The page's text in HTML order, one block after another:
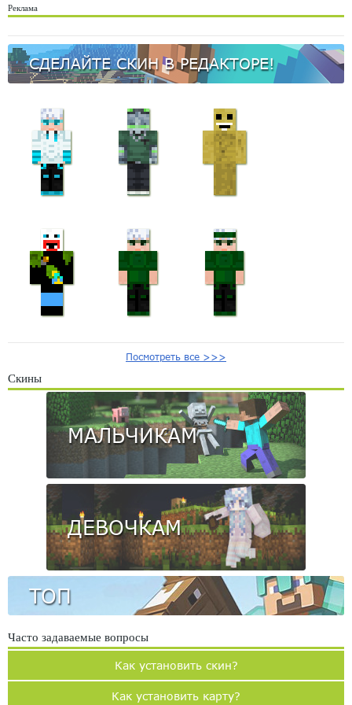
Реклама
СДЕЛАЙТЕ СКИН В РЕДАКТОРЕ!
Посмотреть все >>>
Скины
МАЛЬЧИКАМ
ДЕВОЧКАМ
ТОП
Часто задаваемые вопросы
Как установить скин?
Как установить карту?